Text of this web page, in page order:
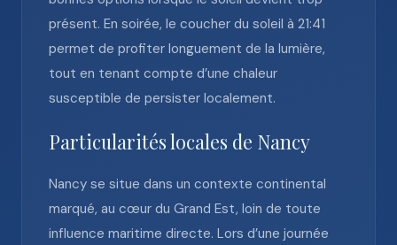
présent. En soirée, le coucher du soleil à 21:41
permet de profiter longuement de la lumière,
tout en tenant compte d’une chaleur
susceptible de persister localement.
Particularités locales de Nancy
Nancy se situe dans un contexte continental
marqué, au cœur du Grand Est, loin de toute
influence maritime directe. Lors d’une journée